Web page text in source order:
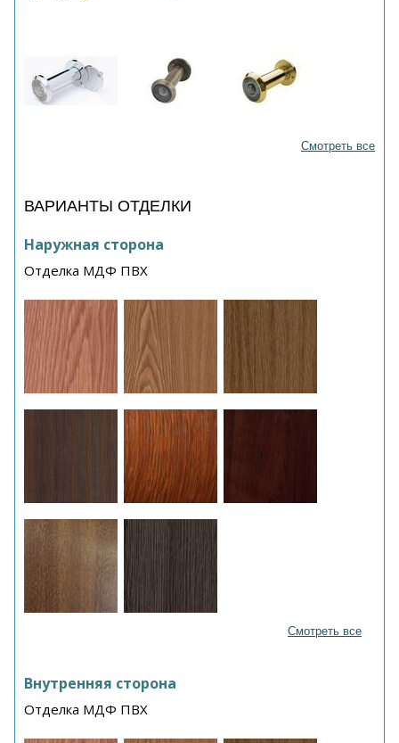
Смотреть все
ВАРИАНТЫ ОТДЕЛКИ
Наружная сторона
Отделка МДФ ПВХ
Смотреть все
Внутренняя сторона
Отделка МДФ ПВХ